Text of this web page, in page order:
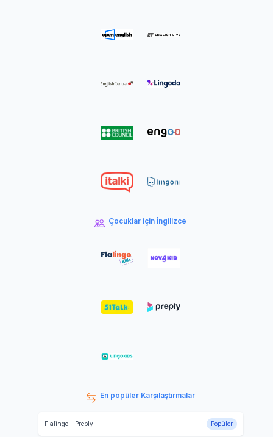
Çocuklar için İngilizce
En popüler Karşılaştırmalar
Flalingo- Preply Popüler